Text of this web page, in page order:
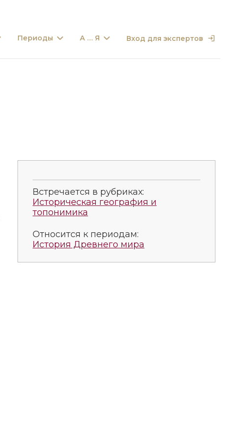
Периоды А … Я Вход для экспертов
Встречается в рубриках:
Историческая география и
топонимика
Относится к периодам:
История Древнего мира